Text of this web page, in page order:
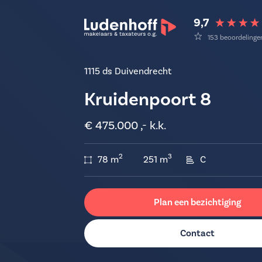
9,7
153
1115 ds Duivendrecht
Kruidenpoort 8
€ 475.000 ,- k.k.
78 m2 251 m3 C
Plan een bezichtiging
Contact